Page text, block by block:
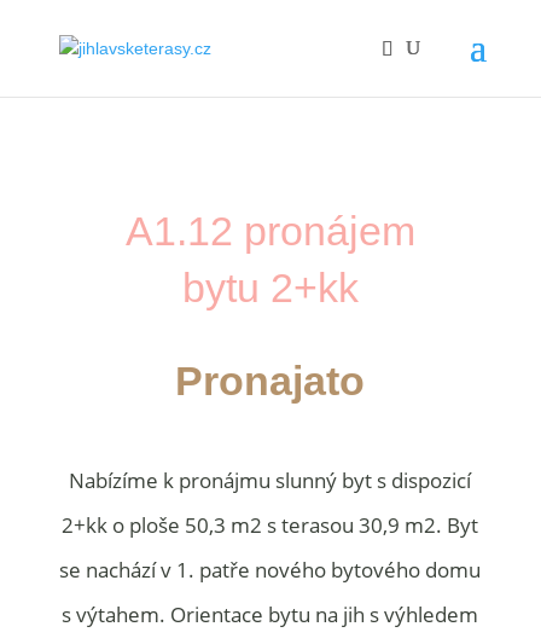
A1.12 pronájem
bytu 2+kk
Pronajato
Nabízíme k pronájmu slunný byt s dispozicí
2+kk o ploše 50,3 m2 s terasou 30,9 m2. Byt
se nachází v 1. patře nového bytového domu
s výtahem. Orientace bytu na jih s výhledem